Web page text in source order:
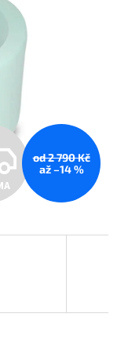
Z
D
R
od 2 790 Kč
až –14 %